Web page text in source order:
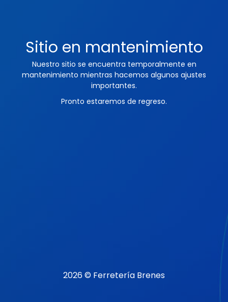
Sitio en mantenimiento
Nuestro sitio se encuentra temporalmente en
mantenimiento mientras hacemos algunos ajustes
importantes.
Pronto estaremos de regreso.
2026 © Ferretería Brenes